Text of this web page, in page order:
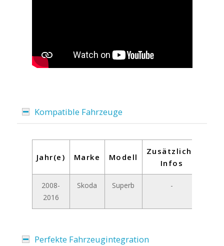
Kompatible Fahrzeuge
Jahr(e) Marke Modell
Zusätzliche
Infos
2008-
2016
Skoda Superb -
Perfekte Fahrzeugintegration